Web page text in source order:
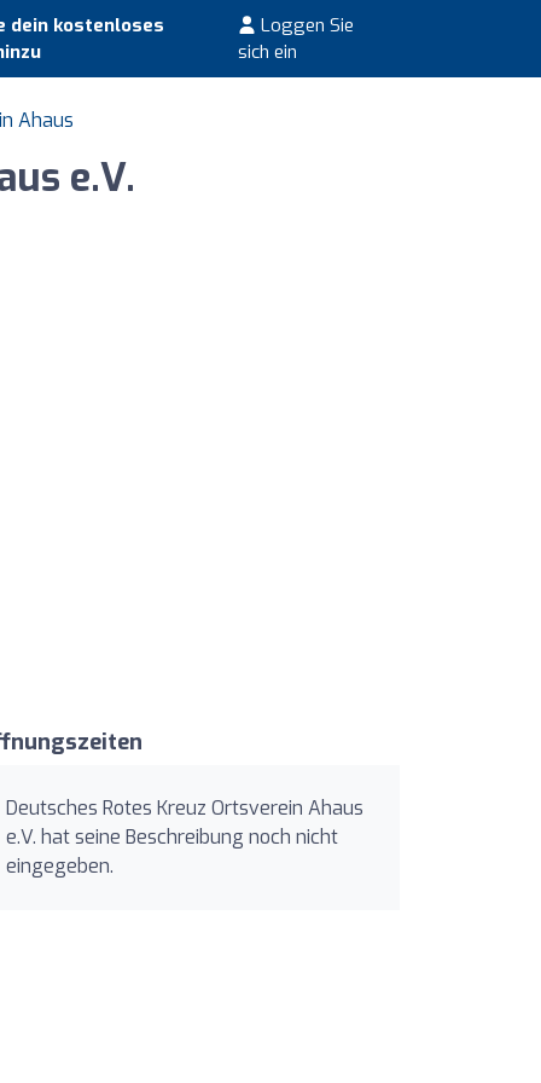
dein kostenloses
Loggen Sie
sich ein
Ahaus
e.V.
Deutsches Rotes Kreuz Ortsverein Ahaus
e.V. hat seine Beschreibung noch nicht
eingegeben.